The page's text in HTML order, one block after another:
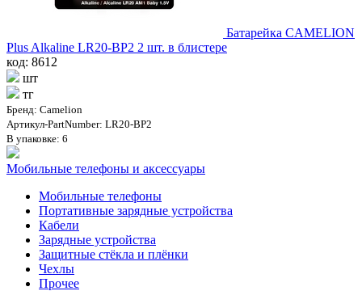
Батарейка CAMELION
Plus Alkaline LR20-BP2 2 шт. в блистере
код: 8612
шт
тг
Бренд: Camelion
Артикул-PartNumber: LR20-BP2
В упаковке: 6
Мобильные телефоны и аксессуары
Мобильные телефоны
Портативные зарядные устройства
Кабели
Зарядные устройства
Защитные стёкла и плёнки
Чехлы
Прочее